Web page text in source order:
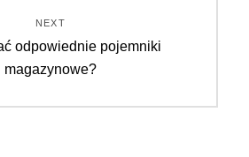
NEXT
odpowiednie pojemniki
magazynowe?